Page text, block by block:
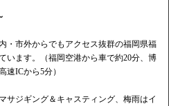
・市外からでもアクセス抜群の福岡県福
います。（福岡空港から車で約20分、博
速ICから5分）
サジギング＆キャスティング、梅雨はイ